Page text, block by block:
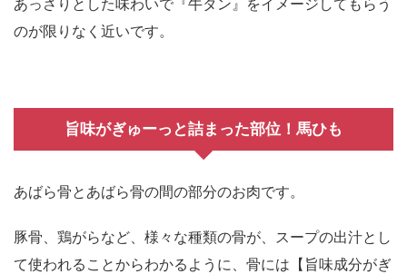
のが限りなく近いです。
旨味がぎゅーっと詰まった部位！馬ひも
あばら骨とあばら骨の間の部分のお肉です。
豚骨、鶏がらなど、様々な種類の骨が、スープの出汁とし
て使われることからわかるように、骨には【旨味成分がぎ